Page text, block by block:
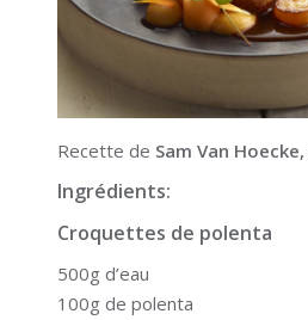
Recette de Sam Van Hoecke,
Ingrédients:
Croquettes de polenta
500g d’eau
100g de polenta